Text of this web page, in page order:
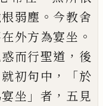
根弱塵 。 今教舍
在外方為宴坐 。
惑而行聖道 ， 後
就初句中 ，「於
坐 」 者 ， 五見